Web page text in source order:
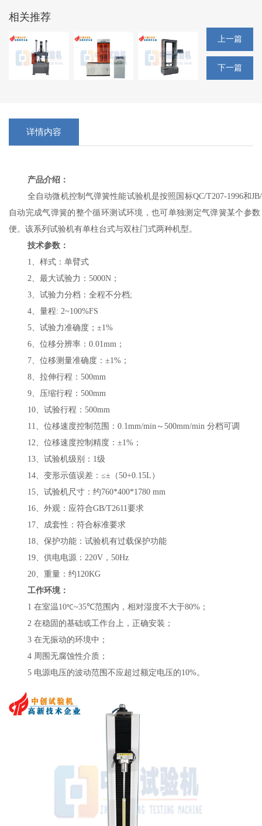
相关推荐
上一篇
下一篇
详情内容
产品介绍：
全自动微机控制气弹簧性能试验机是按照国标QC/T207-1996和
自动完成气弹簧的整个循环测试环境，也可单独测定气弹簧某个参
便。该系列试验机有单柱台式与双柱门式两种机型。
技术参数：
1、样式：单臂式
2、最大试验力：5000N；
3、试验力分档：全程不分档;
4、量程: 2~100%FS
5、试验力准确度；±1%
6、位移分辨率：0.01mm；
7、位移测量准确度：±1%；
8、拉伸行程：500mm
9、压缩行程：500mm
10、试验行程：500mm
11、位移速度控制范围：0.1mm/min～500mm/min 分档可调
12、位移速度控制精度：±1%；
13、试验机级别：1级
14、变形示值误差：≤±（50+0.15L）
15、试验机尺寸：约760*400*1780 mm
16、外观：应符合GB/T2611要求
17、成套性：符合标准要求
18、保护功能：试验机有过载保护功能
19、供电电源：220V，50Hz
20、重量：约120KG
工作环境：
1 在室温10℃~35℃范围内，相对湿度不大于80%；
2 在稳固的基础或工作台上，正确安装；
3 在无振动的环境中；
4 周围无腐蚀性介质；
5 电源电压的波动范围不应超过额定电压的10%。